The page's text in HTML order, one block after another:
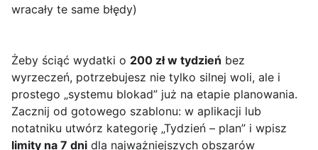
wracały te same błędy)
Żeby ściąć wydatki o 200 zł w tydzień bez
wyrzeczeń, potrzebujesz nie tylko silnej woli, ale i
prostego „systemu blokad” już na etapie planowania.
Zacznij od gotowego szablonu: w aplikacji lub
notatniku utwórz kategorię „Tydzień – plan” i wpisz
limity na 7 dni dla najważniejszych obszarów